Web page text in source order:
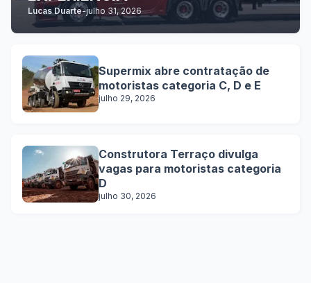
Lucas Duarte-julho 31, 2026
Supermix abre contratação de
motoristas categoria C, D e E
julho 29, 2026
Construtora Terraço divulga
vagas para motoristas categoria
D
julho 30, 2026